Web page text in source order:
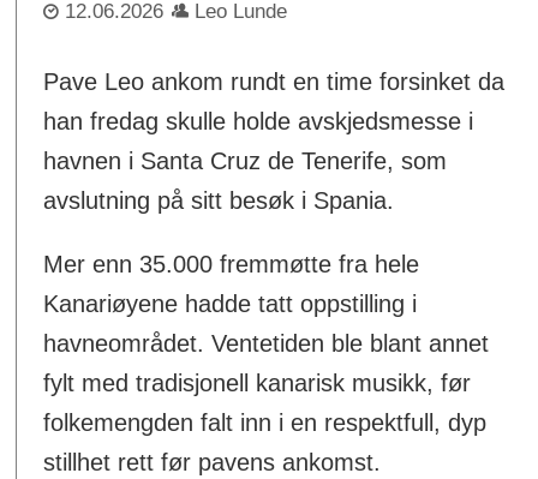
12.06.2026 Leo Lunde
Pave Leo ankom rundt en time forsinket da
han fredag skulle holde avskjedsmesse i
havnen i Santa Cruz de Tenerife, som
avslutning på sitt besøk i Spania.
Mer enn 35.000 fremmøtte fra hele
Kanariøyene hadde tatt oppstilling i
havneområdet. Ventetiden ble blant annet
fylt med tradisjonell kanarisk musikk, før
folkemengden falt inn i en respektfull, dyp
stillhet rett før pavens ankomst.